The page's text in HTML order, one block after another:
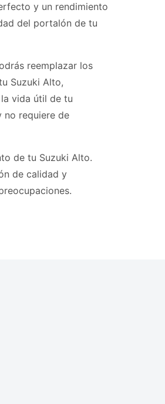
y un rendimiento
del portalón de tu
reemplazar los
Suzuki Alto,
vida útil de tu
no requiere de
de tu Suzuki Alto.
de calidad y